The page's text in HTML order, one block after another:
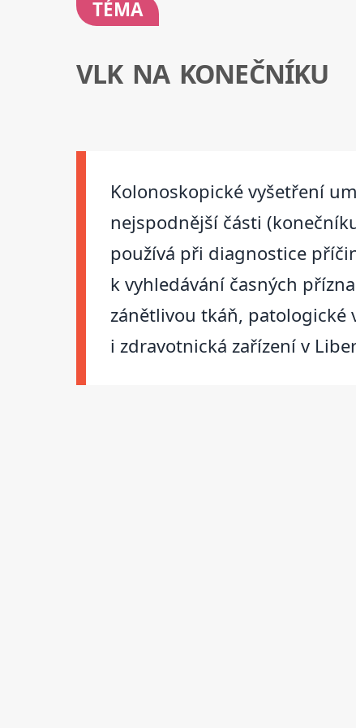
TÉMA
VLK NA KONEČNÍKU
Kolonoskopické vyšetření
nejspodnější části
používá při diagnostice
k vyhledávání časných
zánětlivou tkáň, patologické
i zdravotnická zařízení v